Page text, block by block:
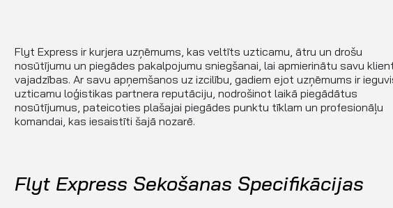
Flyt Express ir kurjera uzņēmums, kas veltīts uzticamu, ātru un drošu
nosūtījumu un piegādes pakalpojumu sniegšanai, lai apmierinātu savu
vajadzības. Ar savu apņemšanos uz izcilību, gadiem ejot uzņēmums ir
uzticamu loģistikas partnera reputāciju, nodrošinot laikā piegādātus
nosūtījumus, pateicoties plašajai piegādes punktu tīklam un profesionāļu
komandai, kas iesaistīti šajā nozarē.
Flyt Express Sekošanas Specifikācijas